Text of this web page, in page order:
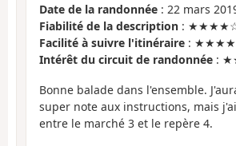
Date de la randonnée : 22 mars
Fiabilité de la description : ★★★★☆
Facilité à suivre l'itinéraire :
Intérêt du circuit de randonnée :
Bonne balade dans l'ensemble.
super note aux instructions, mais
entre le marché 3 et le repère 4.